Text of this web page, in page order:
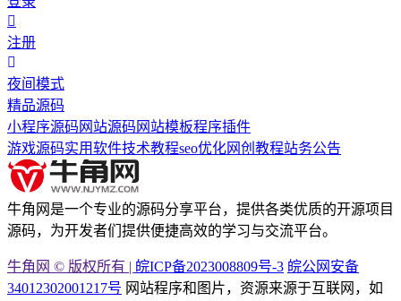
注册
夜间模式
精品源码
小程序源码 网站源码 网站模板程序插件
游戏源码实用软件技术教程seo优化网创教程站务公告
牛角网是一个专业的源码分享平台，提供各类优质的开源项目
源码，为开发者们提供便捷高效的学习与交流平台。
牛角网 © 版权所有 | 皖ICP备2023008809号-3 皖公网安备
34012302001217号 网站程序和图片，资源来源于互联网，如